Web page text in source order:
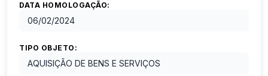
DATA HOMOLOGAÇÃO:
06/02/2024
TIPO OBJETO:
AQUISIÇÃO DE BENS E SERVIÇOS